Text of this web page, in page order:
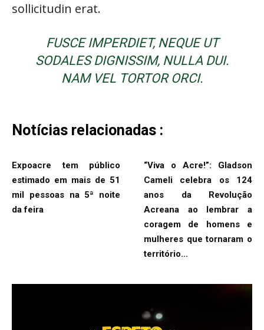
sollicitudin erat.
FUSCE IMPERDIET, NEQUE UT
SODALES DIGNISSIM, NULLA DUI.
NAM VEL TORTOR ORCI.
Notícias relacionadas :
Expoacre tem público
estimado em mais de 51
mil pessoas na 5ª noite
da feira
“Viva o Acre!”: Gladson
Cameli celebra os 124
anos da Revolução
Acreana ao lembrar a
coragem de homens e
mulheres que tornaram o
território...